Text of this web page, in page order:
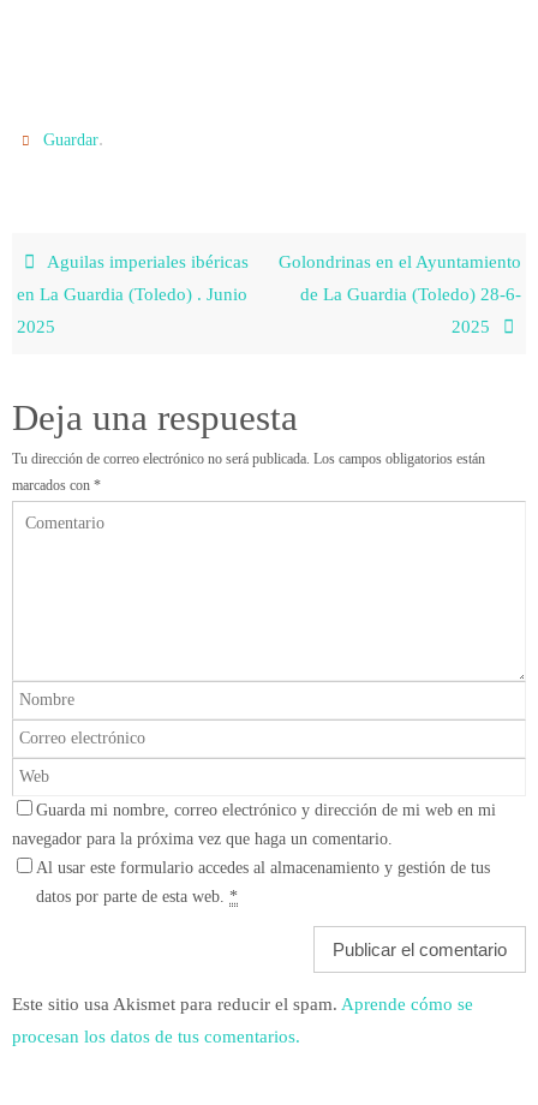
Guardar.
Aguilas imperiales ibéricas
en La Guardia (Toledo) . Junio
2025
Golondrinas en el Ayuntamiento
de La Guardia (Toledo) 28-6-
2025
Deja una respuesta
Tu dirección de correo electrónico no será publicada. Los campos obligatorios están
marcados con *
Guarda mi nombre, correo electrónico y dirección de mi web en mi
navegador para la próxima vez que haga un comentario.
Al usar este formulario accedes al almacenamiento y gestión de tus
datos por parte de esta web. *
Este sitio usa Akismet para reducir el spam. Aprende cómo se
procesan los datos de tus comentarios.